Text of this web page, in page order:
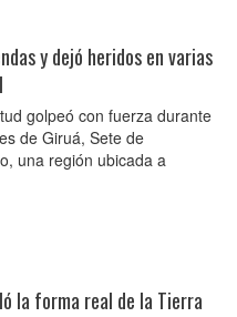
y dejó heridos en varias
golpeó con fuerza durante
de Giruá, Sete de
una región ubicada a
la forma real de la Tierra